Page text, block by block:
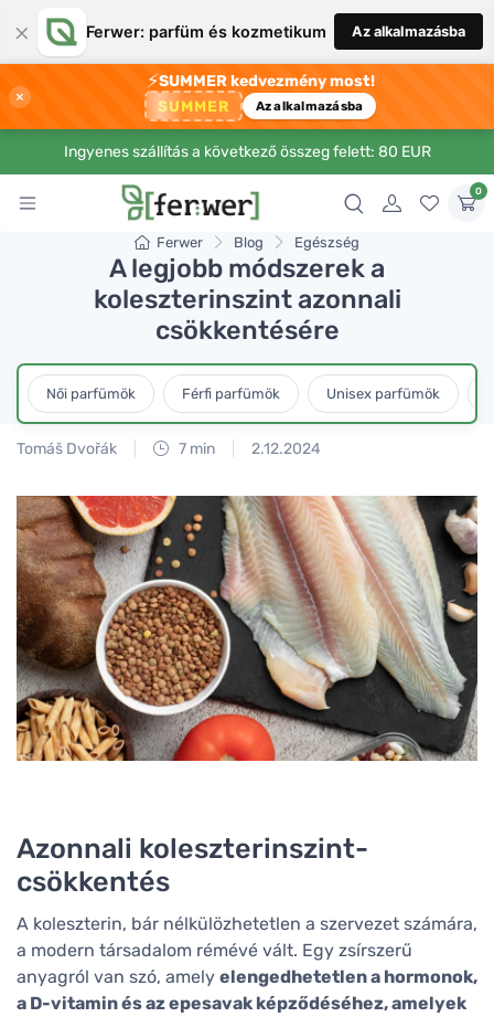
× Ferwer: parfüm és kozmetikum Az alkalmazásba
×
⚡SUMMER kedvezmény most!
SUMMER Az alkalmazásba
Ingyenes szállítás a következő összeg felett: 80 EUR
0
Ferwer Blog Egészség
A legjobb módszerek a
koleszterinszint azonnali
csökkentésére
Női parfümök Férfi parfümök Unisex parfümök
Tomáš Dvořák 7 min 2.12.2024
Azonnali koleszterinszint-
csökkentés
A koleszterin, bár nélkülözhetetlen a szervezet számára,
a modern társadalom rémévé vált. Egy zsírszerű
anyagról van szó, amely elengedhetetlen a hormonok,
a D-vitamin és az epesavak képződéséhez, amelyek